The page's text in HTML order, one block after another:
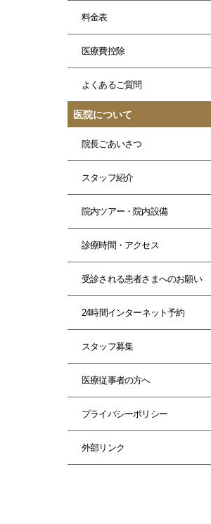
料金表
医療費控除
よくあるご質問
医院について
院長ごあいさつ
スタッフ紹介
院内ツアー・院内設備
診療時間・アクセス
受診される患者さまへのお願い
24時間インターネット予約
スタッフ募集
医療従事者の方へ
プライバシーポリシー
外部リンク